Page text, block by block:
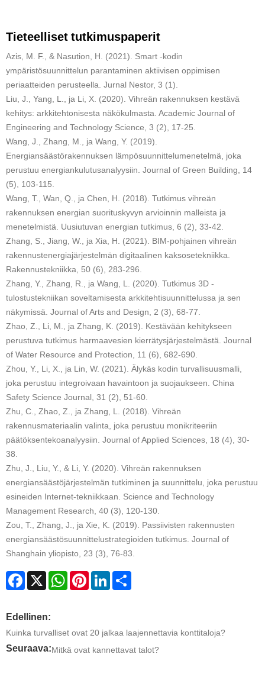
Tieteelliset tutkimuspaperit
Azis, M. F., & Nasution, H. (2021). Smart -kodin
ympäristösuunnittelun parantaminen aktiivisen oppimisen
periaatteiden perusteella. Jurnal Nestor, 3 (1).
Liu, J., Yang, L., ja Li, X. (2020). Vihreän rakennuksen kestävä
kehitys: arkkitehtonisesta näkökulmasta. Academic Journal of
Engineering and Technology Science, 3 (2), 17-25.
Wang, J., Zhang, M., ja Wang, Y. (2019).
Energiansäästörakennuksen lämpösuunnittelumenetelmä, joka
perustuu energiankulutusanalyysiin. Journal of Green Building, 14
(5), 103-115.
Wang, T., Wan, Q., ja Chen, H. (2018). Tutkimus vihreän
rakennuksen energian suorituskyvyn arvioinnin malleista ja
menetelmistä. Uusiutuvan energian tutkimus, 6 (2), 33-42.
Zhang, S., Jiang, W., ja Xia, H. (2021). BIM-pohjainen vihreän
rakennustenergiajärjestelmän digitaalinen kaksosetekniikka.
Rakennustekniikka, 50 (6), 283-296.
Zhang, Y., Zhang, R., ja Wang, L. (2020). Tutkimus 3D -
tulostustekniikan soveltamisesta arkkitehtisuunnittelussa ja sen
näkymissä. Journal of Arts and Design, 2 (3), 68-77.
Zhao, Z., Li, M., ja Zhang, K. (2019). Kestävään kehitykseen
perustuva tutkimus harmaavesien kierrätysjärjestelmästä. Journal
of Water Resource and Protection, 11 (6), 682-690.
Zhou, Y., Li, X., ja Lin, W. (2021). Älykäs kodin turvallisuusmalli,
joka perustuu integroivaan havaintoon ja suojaukseen. China
Safety Science Journal, 31 (2), 51-60.
Zhu, C., Zhao, Z., ja Zhang, L. (2018). Vihreän
rakennusmateriaalin valinta, joka perustuu monikriteeriin
päätöksentekoanalyysiin. Journal of Applied Sciences, 18 (4), 30-
38.
Zhu, J., Liu, Y., & Li, Y. (2020). Vihreän rakennuksen
energiansäästöjärjestelmän tutkiminen ja suunnittelu, joka perustuu
esineiden Internet-tekniikkaan. Science and Technology
Management Research, 40 (3), 120-130.
Zou, T., Zhang, J., ja Xie, K. (2019). Passiivisten rakennusten
energiansäästösuunnittelustrategioiden tutkimus. Journal of
Shanghain yliopisto, 23 (3), 76-83.
Facebook
X WhatsAppPinterestLinkedIn
Edellinen:
Kuinka turvalliset ovat 20 jalkaa laajennettavia konttitaloja?
Seuraava:Mitkä ovat kannettavat talot?